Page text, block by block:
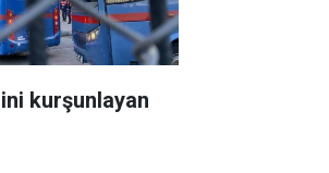
kurşunlayan